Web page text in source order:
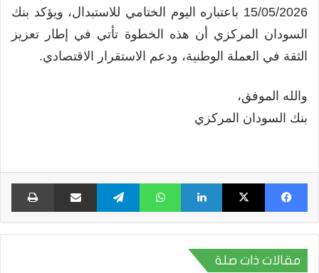
15/05/2026 باعتباره اليوم الختامي للاستبدال، ويؤكد بنك
السودان المركزي أن هذه الخطوة تأتي في إطار تعزيز
الثقة في العملة الوطنية، ودعم الاستقرار الاقتصادي.
والله الموفق،
بنك السودان المركزي
فيسبوك X لينكدإن واتساب تيلقرام مشاركة عبر البريد
مقالات ذات صلة